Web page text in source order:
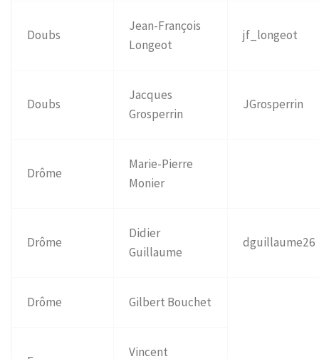
Doubs
Jean-François
Longeot
jf_longeot
Doubs
Jacques
Grosperrin
JGrosperrin
Drôme
Marie-Pierre
Monier
Drôme
Didier
Guillaume
dguillaume26
Drôme Gilbert Bouchet
Vincent